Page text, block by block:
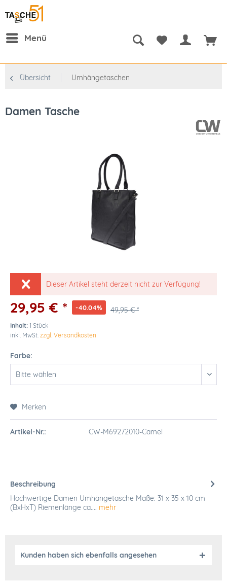
Menü
Übersicht Umhängetaschen
Damen Tasche
Dieser Artikel steht derzeit nicht zur Verfügung!
29,95 € * -40.04% 49,95 € *
Inhalt: 1 Stück
inkl. MwSt. zzgl. Versandkosten
Farbe:
Merken
Artikel-Nr.: CW-M69272010-Camel
Beschreibung
Hochwertige Damen Umhängetasche Maße: 31 x 35 x 10 cm
(BxHxT) Riemenlänge ca.... mehr
Kunden haben sich ebenfalls angesehen